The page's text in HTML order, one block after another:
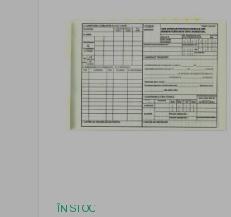
ÎN STOC